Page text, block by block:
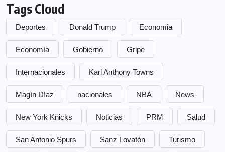
Tags Cloud
Deportes Donald Trump Economia
Economía Gobierno Gripe
Internacionales Karl Anthony Towns
Magín Díaz nacionales NBA News
New York Knicks Noticias PRM Salud
San Antonio Spurs Sanz Lovatón Turismo